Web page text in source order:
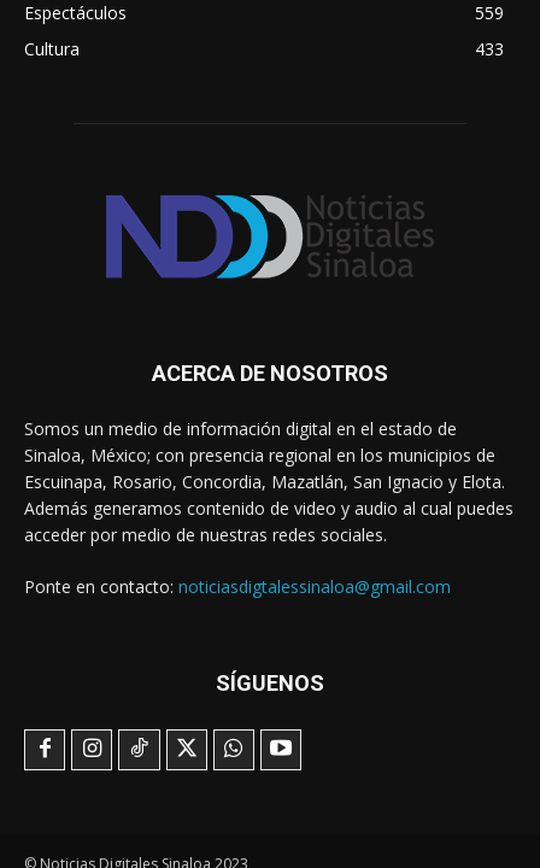
Espectáculos
559
Cultura
433
ACERCA DE NOSOTROS
Somos un medio de información digital en el estado de
Sinaloa, México; con presencia regional en los municipios de
Escuinapa, Rosario, Concordia, Mazatlán, San Ignacio y Elota.
Además generamos contenido de video y audio al cual puedes
acceder por medio de nuestras redes sociales.
Ponte en contacto: noticiasdigtalessinaloa@gmail.com
SÍGUENOS
© Noticias Digitales Sinaloa 2023